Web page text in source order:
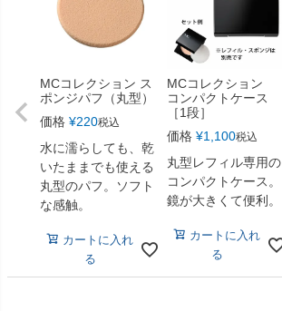
MCコレクション ス
ポンジパフ（丸型）
価格 ¥220税込
水に濡らしても、乾
いたままでも使える
丸型のパフ。ソフト
な感触。
カートに入れ
る
MCコレクション
コンパクトケース
［1段］
価格 ¥1,100税込
丸型レフィル専用の
コンパクトケース。
鏡が大きくて便利。
カートに入れ
る